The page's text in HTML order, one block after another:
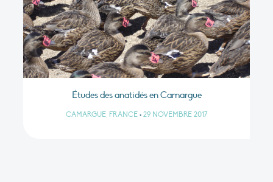
Études des anatidés en Camargue
CAMARGUE, FRANCE • 29 NOVEMBRE 2017